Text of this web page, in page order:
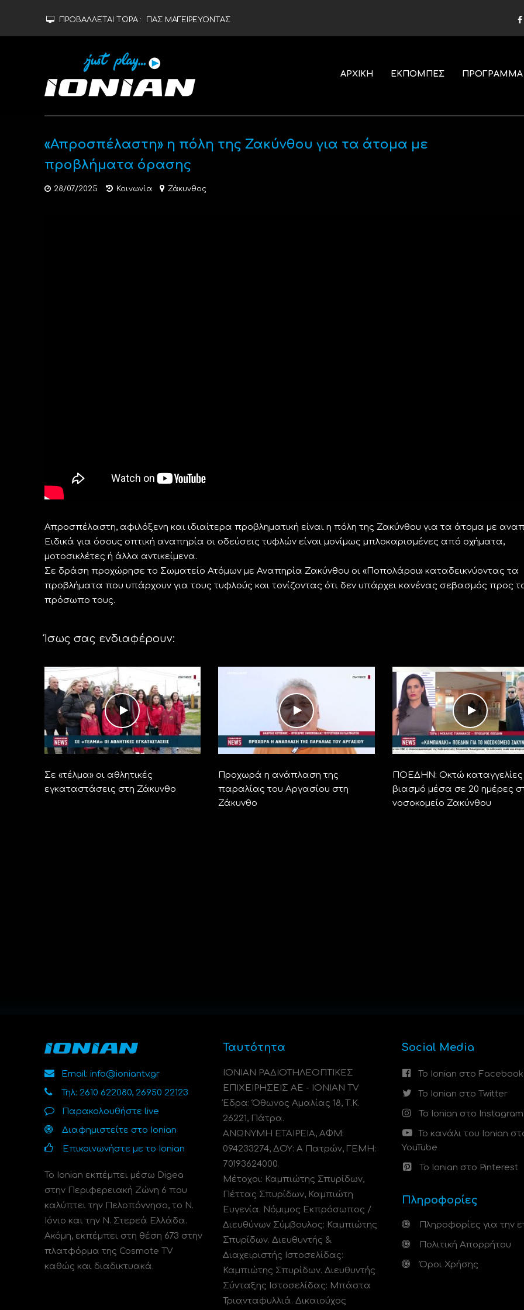
ΠΡΟΒΑΛΛΕΤΑΙ ΤΩΡΑ : ΠΑΣ ΜΑΓΕΙΡΕΥΟΝΤΑΣ
ΑΡΧΙΚΗ ΕΚΠΟΜΠΕΣ ΠΡΟΓΡΑΜΜΑ
«Απροσπέλαστη» η πόλη της Ζακύνθου για τα άτομα με
προβλήματα όρασης
28/07/2025 Κοινωνία Ζάκυνθος
Απροσπέλαστη, αφιλόξενη και ιδιαίτερα προβληματική είναι η πόλη της Ζακύνθου για τα άτομα με
Ειδικά για όσους οπτική αναπηρία οι οδεύσεις τυφλών είναι μονίμως μπλοκαρισμένες από οχήματα,
μοτοσικλέτες ή άλλα αντικείμενα.
Σε δράση προχώρησε το Σωματείο Ατόμων με Αναπηρία Ζακύνθου οι «Ποπολάροι» καταδεικνύοντας τα
προβλήματα που υπάρχουν για τους τυφλούς και τονίζοντας ότι δεν υπάρχει κανένας σεβασμός προς
πρόσωπο τους.
Ίσως σας ενδιαφέρουν:
Σε «τέλμα» οι αθλητικές
εγκαταστάσεις στη Ζάκυνθο
Προχωρά η ανάπλαση της
παραλίας του Αργασίου στη
Ζάκυνθο
ΠΟΕΔΗΝ: Οκτώ καταγγελίες
βιασμό μέσα σε 20 ημέρες
νοσοκομείο Ζακύνθου
Email: info@ioniantv.gr
Τηλ: 2610 622080, 26950 22123
Παρακολουθήστε live
Διαφημιστείτε στο Ionian
Επικοινωνήστε με το Ionian
Το Ionian εκπέμπει μέσω Digea
στην Περιφερειακή Ζώνη 6 που
καλύπτει την Πελοπόννησο, το N.
Ιόνιο και την Ν. Στερεά Ελλάδα.
Ακόμη, εκπέμπει στη θέση 673 στην
πλατφόρμα της Cosmote TV
καθώς και διαδικτυακά.
Ταυτότητα
ΙΟΝΙΑΝ ΡΑΔΙΟΤΗΛΕΟΠΤΙΚΕΣ
ΕΠΙΧΕΙΡΗΣΕΙΣ ΑΕ - IONIAN TV
Έδρα: Όθωνος Αμαλίας 18, Τ.Κ.
26221, Πάτρα.
ΑΝΩΝΥΜΗ ΕΤΑΙΡΕΙΑ, ΑΦΜ:
094233274, ΔΟΥ: A Πατρών, ΓΕΜΗ:
70193624000.
Μέτοχοι: Καμπιώτης Σπυρίδων,
Πέττας Σπυρίδων, Καμπιώτη
Ευγενία. Νόμιμος Εκπρόσωπος /
Διευθύνων Σύμβουλος: Καμπιώτης
Σπυρίδων. Διευθυντής &
Διαχειριστής Ιστοσελίδας:
Καμπιώτης Σπυρίδων. Διευθυντής
Σύνταξης Ιστοσελίδας: Μπάστα
Τριανταφυλλιά. Δικαιούχος
Social Media
Το Ionian στο Facebook
Το Ionian στο Twitter
Το Ionian στο Instagram
Το κανάλι του Ionian
YouTube
Το Ionian στο Pinterest
Πληροφορίες
Πληροφορίες για την
Πολιτική Απορρήτου
Όροι Χρήσης